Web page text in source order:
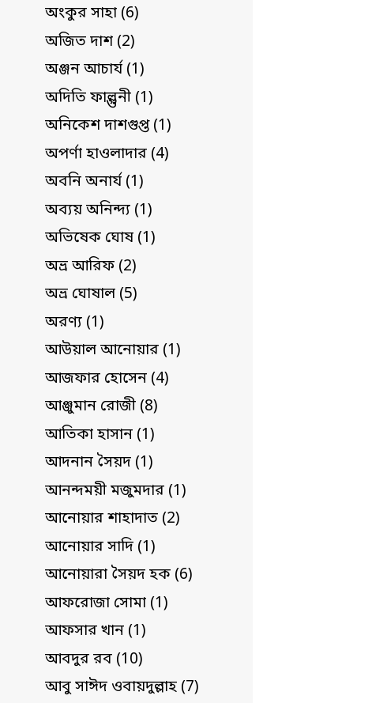
অংকুর সাহা (6)
অজিত দাশ (2)
অঞ্জন আচার্য (1)
অদিতি ফাল্গুনী (1)
অনিকেশ দাশগুপ্ত (1)
অপর্ণা হাওলাদার (4)
অবনি অনার্য (1)
অব্যয় অনিন্দ্য (1)
অভিষেক ঘোষ (1)
অভ্র আরিফ (2)
অভ্র ঘোষাল (5)
অরণ্য (1)
আউয়াল আনোয়ার (1)
আজফার হোসেন (4)
আঞ্জুমান রোজী (8)
আতিকা হাসান (1)
আদনান সৈয়দ (1)
আনন্দময়ী মজুমদার (1)
আনোয়ার শাহাদাত (2)
আনোয়ার সাদি (1)
আনোয়ারা সৈয়দ হক (6)
আফরোজা সোমা (1)
আফসার খান (1)
আবদুর রব (10)
আবু সাঈদ ওবায়দুল্লাহ (7)